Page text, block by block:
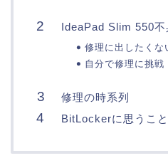
IdeaPad Slim 550
修理に出したくな
自分で修理に挑戦
修理の時系列
BitLockerに思うこと